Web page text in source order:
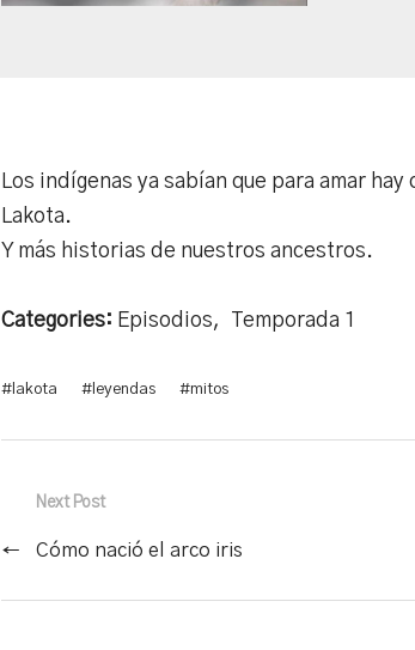
Los indígenas ya sabían que para amar
Lakota.
Y más historias de nuestros ancestros.
Categories: Episodios, Temporada 1
# lakota # leyendas #mitos
Next Post
← Cómo nació el arco iris